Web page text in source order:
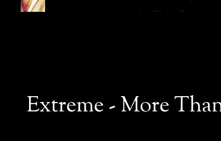
Extreme - More